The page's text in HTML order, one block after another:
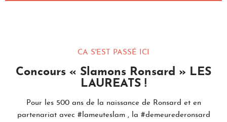
CA S'EST PASSÉ ICI
Concours « Slamons Ronsard » LES
LAUREATS !
Pour les 500 ans de la naissance de Ronsard et en
partenariat avec #lameuteslam , la #demeurederonsard